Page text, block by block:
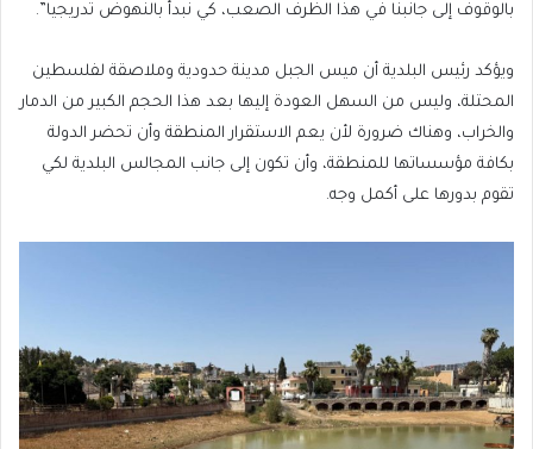
بالوقوف إلى جانبنا في هذا الظرف الصعب، كي نبدأ بالنهوض تدريجيا”.
ويؤكد رئيس البلدية أن ميس الجبل مدينة حدودية وملاصقة لفلسطين
المحتلة، وليس من السهل العودة إليها بعد هذا الحجم الكبير من الدمار
والخراب، وهناك ضرورة لأن يعم الاستقرار المنطقة وأن تحضر الدولة
بكافة مؤسساتها للمنطقة، وأن تكون إلى جانب المجالس البلدية لكي
تقوم بدورها على أكمل وجه.